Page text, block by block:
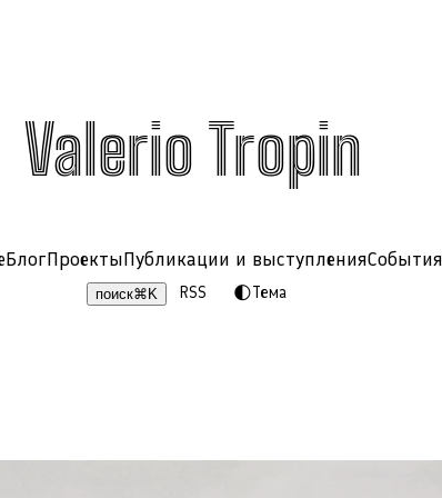
Valerio Tropin
БлогПроектыПубликации и выступленияСобытия
поиск⌘ K RSS 🌓Тема